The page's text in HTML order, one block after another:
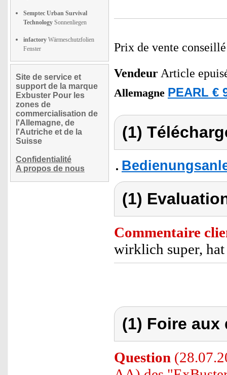
Semptec Urban Survival
Technology Sonnenliegen
infactory Wärmeschutzfolien
Fenster
Site de service et
support de la marque
Exbuster Pour les
zones de
commercialisation de
l'Allemagne, de
l'Autriche et de la
Suisse
Confidentialité
A propos de nous
Prix de vente
Vendeur Article
Allemagne PEARL €
(1)
(1)
Commentaire
wirklich super,
(1) Foire
Question